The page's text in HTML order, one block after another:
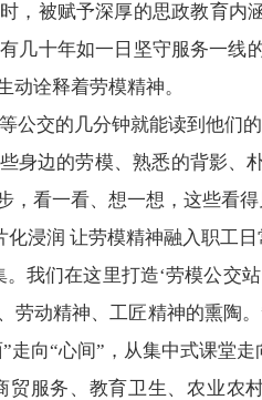
，被赋予深厚的思政教育内
几十年如一日坚守服务一线
诠释着劳模精神。
公交的几分钟就能读到他们
身边的劳模、熟悉的背影、
看一看、想一想，这些看
化浸润 让劳模精神融入职工日
我们在这里打造‘劳模公交
劳动精神、工匠精神的熏陶
向“心间”，从集中式课堂走
服务、教育卫生、农业农